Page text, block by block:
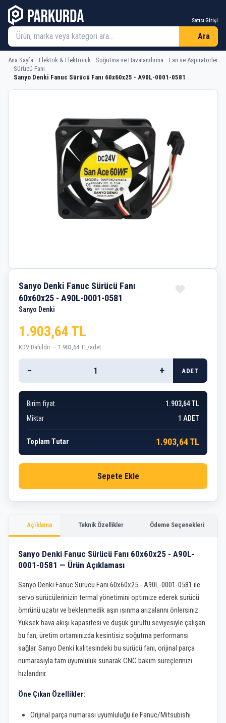
Satıcı Girişi
Ara
Ana Sayfa Elektrik & Elektronik Soğutma ve Havalandırma
Fan ve Aspiratörler
Sürücü Fanı
Sanyo Denki Fanuc Sürücü Fanı 60x60x25 - A90L-0001-0581
Sanyo Denki Fanuc Sürücü Fanı
Açıklama Teknik Özellikler Ödeme Seçenekleri
Sanyo Denki Fanuc Sürücü Fanı 60x60x25 - A90L-
0001-0581 — Ürün Açıklaması
Sanyo Denki Fanuc Sürücü Fanı 60x60x25 - A90L-0001-0581 ile
servo sürücülerinizin termal yönetimini optimize ederek sürücü
ömrünü uzatır ve beklenmedik aşırı ısınma arızalarını önlersiniz.
Yüksek hava akışı kapasitesi ve düşük gürültü seviyesiyle çalışan
bu fan, üretim ortamınızda kesintisiz soğutma performansı
sağlar. Sanyo Denki kalitesindeki bu sürücü fanı, orijinal parça
numarasıyla tam uyumluluk sunarak CNC bakım süreçlerinizi
hızlandırır.
Öne Çıkan Özellikler:
Orijinal parça numarası uyumluluğu ile Fanuc/Mitsubishi
Sanyo Denki Fanuc Sürücü Fanı
60x60x25 - A90L-0001-0581
Sanyo Denki
1.903,64 TL
KDV Dahildir — 1.903,64 TL/adet
− + ADET
Birim fiyat
1.903,64 TL
Miktar
1 ADET
Toplam Tutar 1.903,64 TL
Sepete Ekle